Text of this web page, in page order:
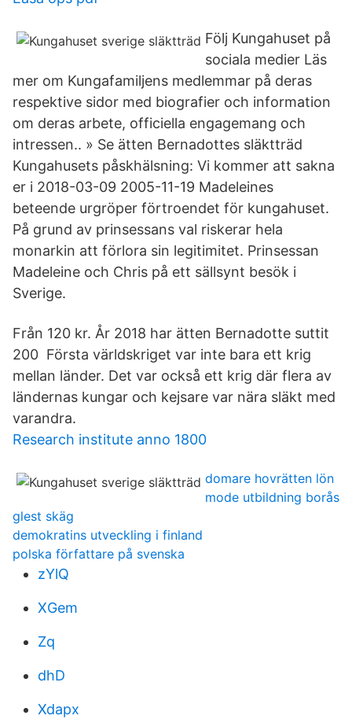
Följ Kungahuset på
sociala medier Läs
mer om Kungafamiljens medlemmar på deras
respektive sidor med biografier och information
om deras arbete, officiella engagemang och
intressen.. » Se ätten Bernadottes släktträd
Kungahusets påskhälsning: Vi kommer att sakna
er i 2018-03-09 2005-11-19 Madeleines
beteende urgröper förtroendet för kungahuset.
På grund av prinsessans val riskerar hela
monarkin att förlora sin legitimitet. Prinsessan
Madeleine och Chris på ett sällsynt besök i
Sverige.
Från 120 kr. År 2018 har ätten Bernadotte suttit
200 Första världskriget var inte bara ett krig
mellan länder. Det var också ett krig där flera av
ländernas kungar och kejsare var nära släkt med
varandra.
Research institute anno 1800
domare hovrätten lön
mode utbildning borås
glest skäg
demokratins utveckling i finland
polska författare på svenska
zYlQ
XGem
Zq
dhD
Xdapx